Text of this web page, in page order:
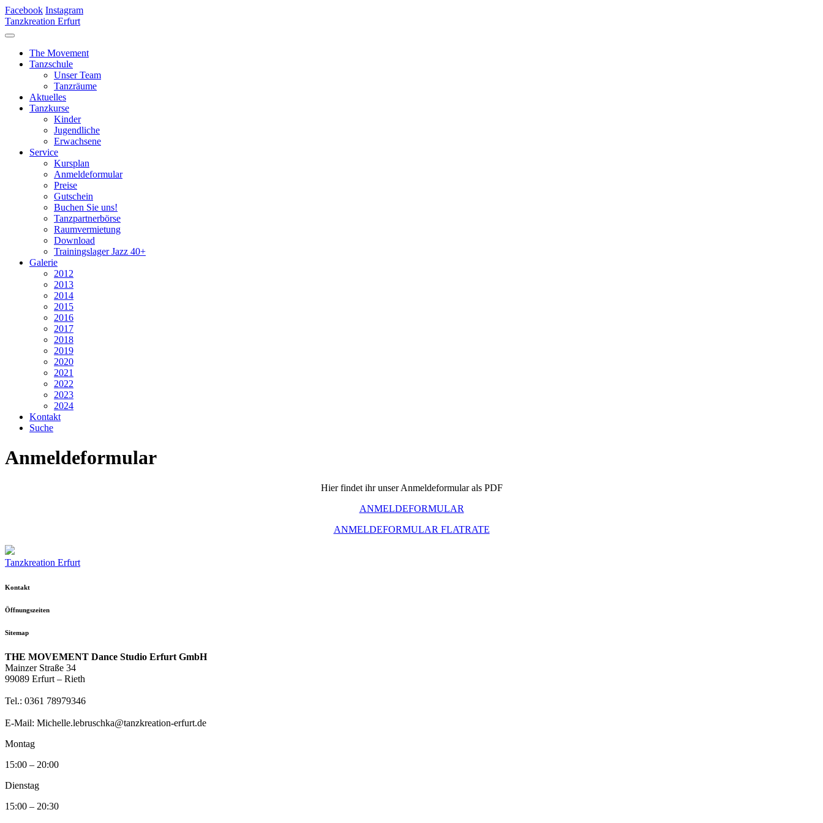
Facebook Instagram
Tanzkreation Erfurt
The Movement
Tanzschule
Unser Team
Tanzräume
Aktuelles
Tanzkurse
Kinder
Jugendliche
Erwachsene
Service
Kursplan
Anmeldeformular
Preise
Gutschein
Buchen Sie uns!
Tanzpartnerbörse
Raumvermietung
Download
Trainingslager Jazz 40+
Galerie
2012
2013
2014
2015
2016
2017
2018
2019
2020
2021
2022
2023
2024
Kontakt
Suche
Anmeldeformular
Hier findet ihr unser Anmeldeformular als PDF
ANMELDEFORMULAR
ANMELDEFORMULAR FLATRATE
Tanzkreation Erfurt
Kontakt
Öffnungszeiten
Sitemap
THE MOVEMENT Dance Studio Erfurt GmbH
Mainzer Straße 34
99089 Erfurt – Rieth
Tel.: 0361 78979346
E-Mail: Michelle.lebruschka@tanzkreation-erfurt.de
Montag
15:00 – 20:00
Dienstag
15:00 – 20:30